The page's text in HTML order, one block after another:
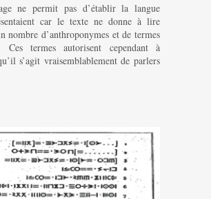
ne permit pas d’établir la langue
car le texte ne donne à lire
nombre d’anthroponymes et de termes
Ces termes autorisent cependant à
s’agit vraisemblablement de parlers